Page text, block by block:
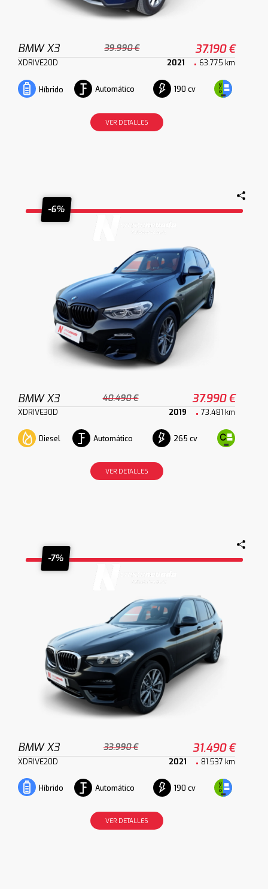
BMW X3 39.990 € 37.190 €
XDRIVE20D 2021 63.775 km
Híbrido Automático 190 cv
VER DETALLES
-6%
BMW X3 40.490 € 37.990 €
XDRIVE30D 2019 73.481 km
Diesel Automático 265 cv
VER DETALLES
-7%
BMW X3 33.990 € 31.490 €
XDRIVE20D 2021 81.537 km
Híbrido Automático 190 cv
VER DETALLES